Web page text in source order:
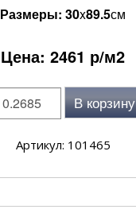
Размеры: 30x89.5см
Цена: 2461 р/м2
В корзину
Артикул: 101465